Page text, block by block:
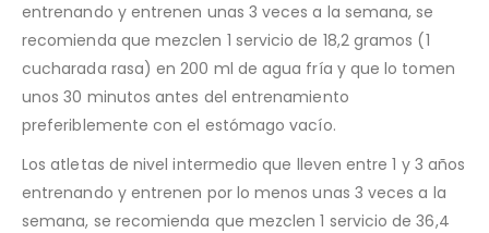
entrenando y entrenen unas 3 veces a la semana, se
recomienda que mezclen 1 servicio de 18,2 gramos (1
cucharada rasa) en 200 ml de agua fría y que lo tomen
unos 30 minutos antes del entrenamiento
preferiblemente con el estómago vacío.
Los atletas de nivel intermedio que lleven entre 1 y 3 años
entrenando y entrenen por lo menos unas 3 veces a la
semana, se recomienda que mezclen 1 servicio de 36,4